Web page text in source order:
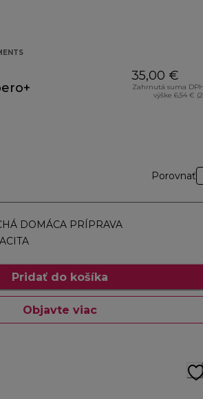
35,00 €
Zahrnutá suma
výške 6,54 €
Porovnať
DOMÁCA PRÍPRAVA
Pridať do košíka
Objavte viac